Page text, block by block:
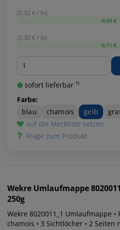
(0.32 € / St)
-0,06 €
(0.30 € / St)
-0,71 €
Menge
sofort lieferbar ¹⁾
Farbe:
blau
chamois gelb
auf die Merkliste setzen
Frage zum Produkt
Wekre Umlaufmappe
250g
Wekre 8020011_1 Umlaufmappe •
chamois • 3 Sichtlöcher • 2